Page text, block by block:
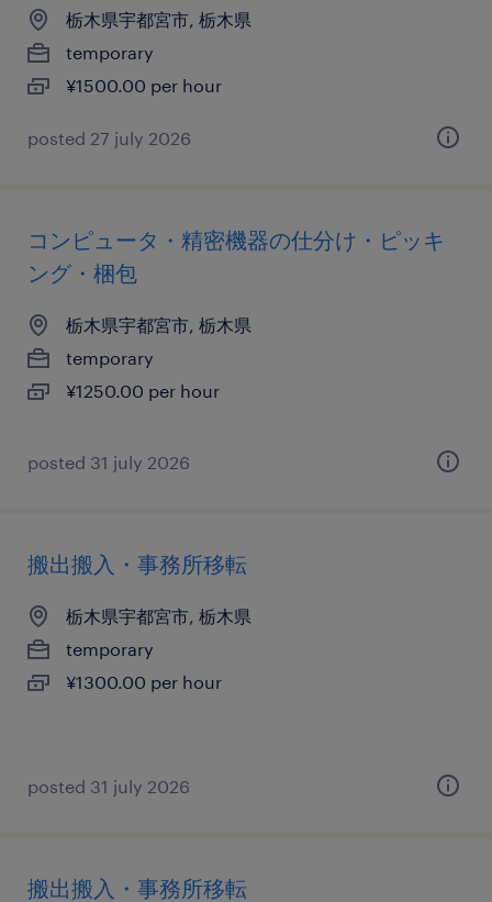
栃木県宇都宮市, 栃木県
temporary
¥1500.00 per hour
posted 27 july 2026
コンピュータ・精密機器の仕分け・ピッキ
ング・梱包
栃木県宇都宮市, 栃木県
temporary
¥1250.00 per hour
posted 31 july 2026
搬出搬入・事務所移転
栃木県宇都宮市, 栃木県
temporary
¥1300.00 per hour
posted 31 july 2026
搬出搬入・事務所移転